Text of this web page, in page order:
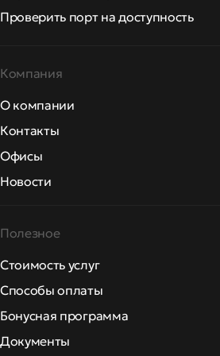
Проверить порт на доступность
Компания
О компании
Контакты
Офисы
Новости
Полезное
Стоимость услуг
Способы оплаты
Бонусная программа
Документы